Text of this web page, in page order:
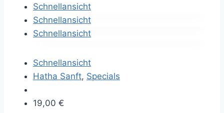
Schnellansicht
Schnellansicht
Schnellansicht
Schnellansicht
Hatha Sanft, Specials
19,00 €